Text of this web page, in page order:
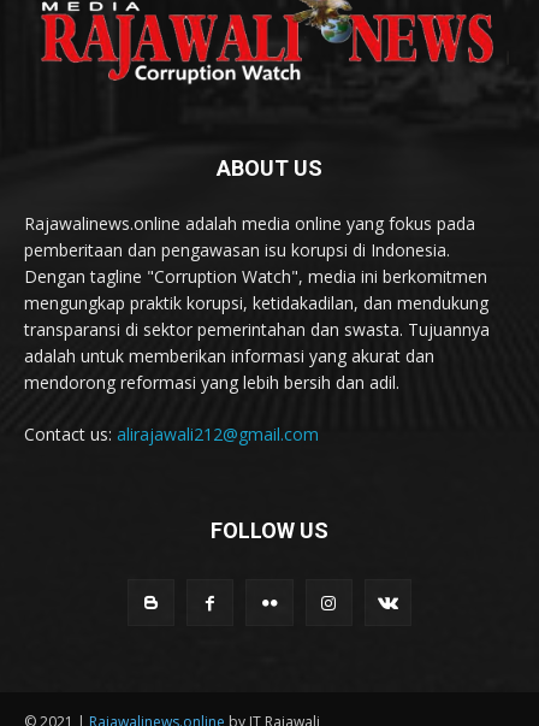
ABOUT US
Rajawalinews.online adalah media online yang fokus pada
pemberitaan dan pengawasan isu korupsi di Indonesia.
Dengan tagline "Corruption Watch", media ini berkomitmen
mengungkap praktik korupsi, ketidakadilan, dan mendukung
transparansi di sektor pemerintahan dan swasta. Tujuannya
adalah untuk memberikan informasi yang akurat dan
mendorong reformasi yang lebih bersih dan adil.
Contact us: alirajawali212@gmail.com
FOLLOW US